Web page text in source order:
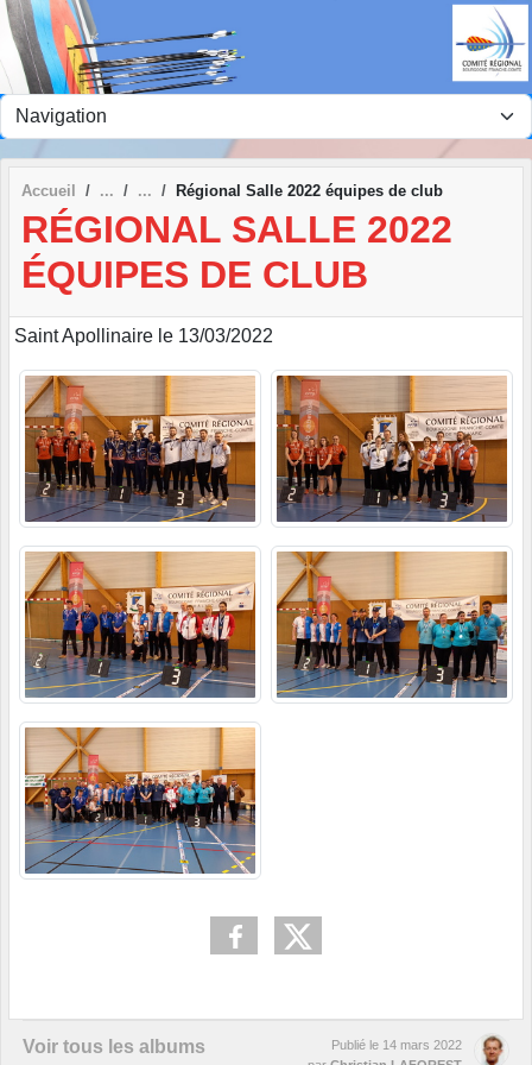
Accueil Régional Salle 2022 équipes de club
RÉGIONAL SALLE 2022
ÉQUIPES DE CLUB
Saint Apollinaire le 13/03/2022
Voir tous les albums
Publié le 14 mars 2022
Panneau de gestion des cookies